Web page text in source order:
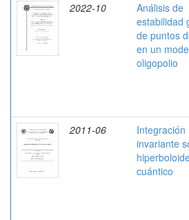
2022-10
Análisis de
estabilidad
de puntos
en un
oligopolio
2011-06
Integración
invariante
cuántico